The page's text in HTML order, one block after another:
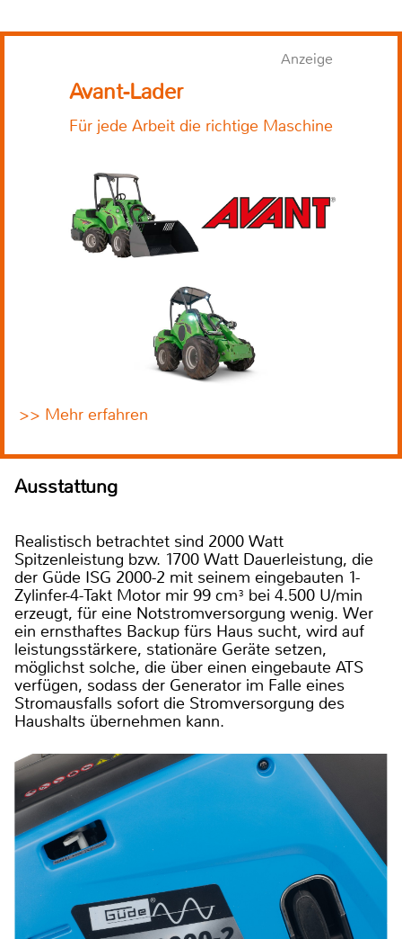
Anzeige
Avant-Lader
Für jede Arbeit die richtige Maschine
>> Mehr erfahren
Ausstattung
Realistisch betrachtet sind 2000 Watt
Spitzenleistung bzw. 1700 Watt Dauerleistung, die
der Güde ISG 2000-2 mit seinem eingebauten 1-
Zylinfer-4-Takt Motor mir 99 cm³ bei 4.500 U/min
erzeugt, für eine Notstromversorgung wenig. Wer
ein ernsthaftes Backup fürs Haus sucht, wird auf
leistungsstärkere, stationäre Geräte setzen,
möglichst solche, die über einen eingebaute ATS
verfügen, sodass der Generator im Falle eines
Stromausfalls sofort die Stromversorgung des
Haushalts übernehmen kann.